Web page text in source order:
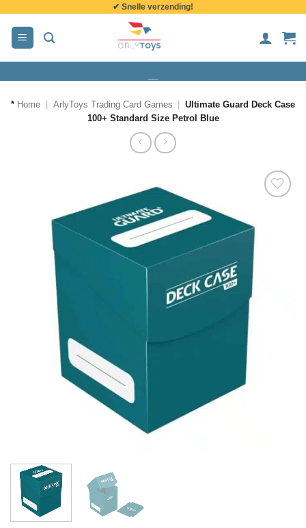
inhoud
✔ Snelle verzending!
* Home ArlyToys Trading Card Games
Ultimate Guard Deck Case
100+ Standard Size Petrol Blue